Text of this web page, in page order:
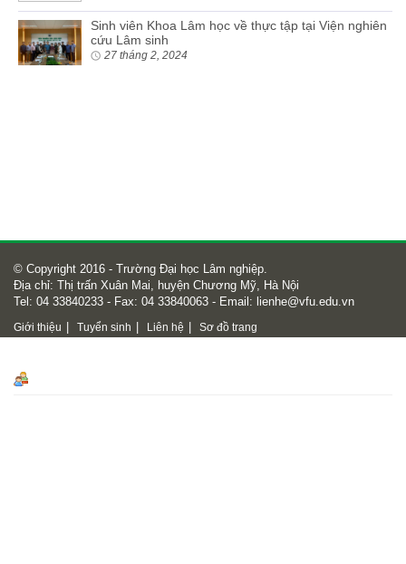
Sinh viên Khoa Lâm học về thực tập tại Viện nghiên
cứu Lâm sinh
27 tháng 2, 2024
© Copyright 2016 - Trường Đại học Lâm nghiệp.
Địa chỉ: Thị trấn Xuân Mai, huyện Chương Mỹ, Hà Nội
Tel: 04 33840233 - Fax: 04 33840063 - Email: lienhe@vfu.edu.vn
Giới thiệu Tuyển sinh Liên hệ Sơ đồ trang